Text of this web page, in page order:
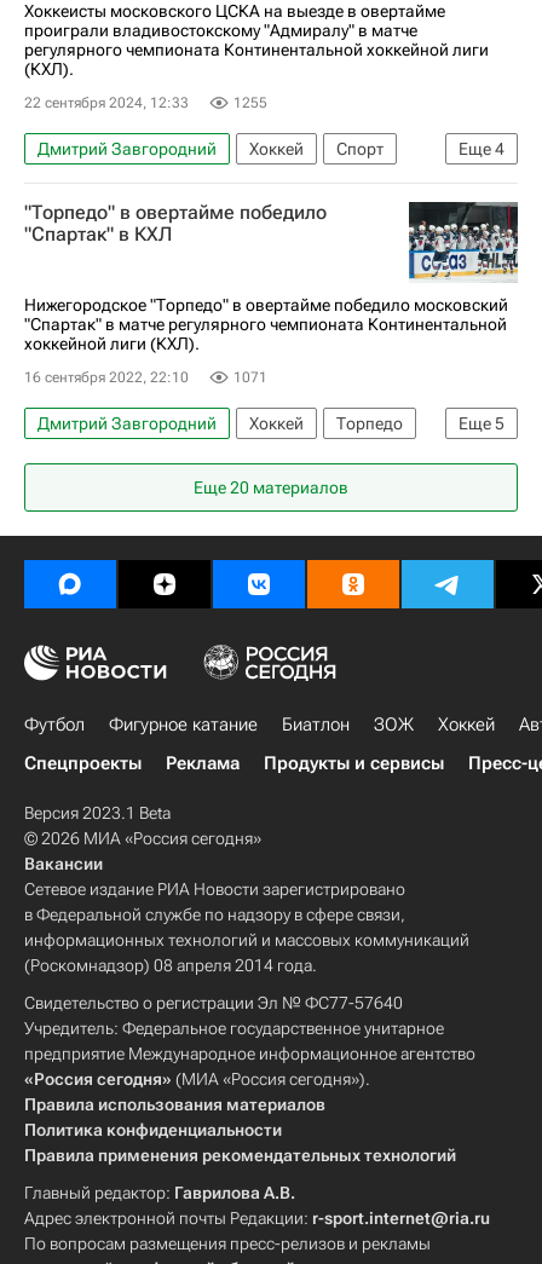
Хоккеисты московского ЦСКА на выезде в овертайме
проиграли владивостокскому "Адмиралу" в матче
регулярного чемпионата Континентальной хоккейной лиги
(КХЛ).
22 сентября 2024, 12:33 1255
Еще4
Дмитрий Завгородний Хоккей
Спорт
Денис Гурьянов
Адмирал
ЦСКА
КХЛ 2025-2026
"Торпедо" в овертайме победило
"Спартак" в КХЛ
Нижегородское "Торпедо" в овертайме победило московский
"Спартак" в матче регулярного чемпионата Континентальной
хоккейной лиги (КХЛ).
16 сентября 2022, 22:10 1071
Еще5
Дмитрий Завгородний Хоккей
Торпедо
Кенни Агостино
Паркер Фу
Регулярный чемпионат КХЛ
КХЛ 2025-2026
ХК Спартак (Москва)
Еще 20 материалов
Футбол Фигурное катание Биатлон ЗОЖ Хоккей
Спецпроекты
Реклама Продукты и сервисы Пресс-
Версия 2023.1 Beta
© 2026 МИА «Россия сегодня»
Вакансии
Сетевое издание РИА Новости зарегистрировано
в Федеральной службе по надзору в сфере связи,
информационных технологий и массовых коммуникаций
(Роскомнадзор) 08 апреля 2014 года.
Свидетельство о регистрации Эл № ФС77-57640
Учредитель: Федеральное государственное унитарное
предприятие Международное информационное агентство
«Россия сегодня» (МИА «Россия сегодня»).
Правила использования материалов
Политика конфиденциальности
Правила применения рекомендательных технологий
Главный редактор: Гаврилова А.В.
Адрес электронной почты Редакции: r-sport.internet@ria.ru
По вопросам размещения пресс-релизов и рекламы